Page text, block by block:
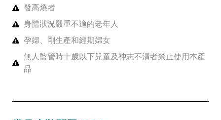
發高燒者
身體狀況嚴重不適的老年人
孕婦、剛生產和經期婦女
無人監管時十歲以下兒童及神志不清者禁止使用本產
品